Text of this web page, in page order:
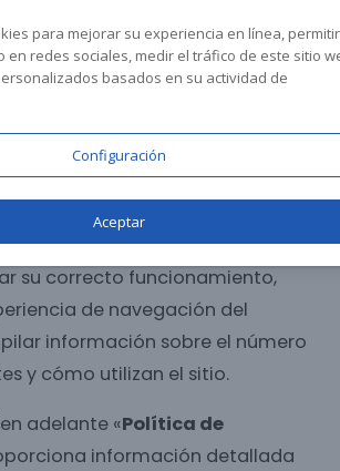
de cookies
cookies y tecnologías similares
su correcto funcionamiento,
de navegación del
información sobre el número
y cómo utilizan el sitio.
adelante «Política de
información detallada
para mejorar su experiencia en línea,
en redes sociales, medir el tráfico de este sitio
basados en su actividad de
Configuración
Aceptar